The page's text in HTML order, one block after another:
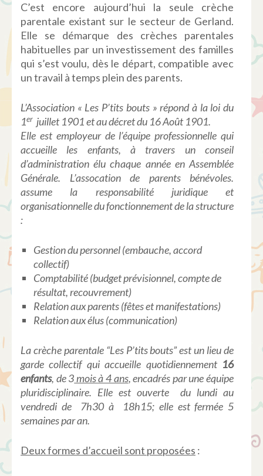
C’est encore aujourd’hui la seule crèche
parentale existant sur le secteur de Gerland.
Elle se démarque des crèches parentales
habituelles par un investissement des familles
qui s’est voulu, dès le départ, compatible avec
un travail à temps plein des parents.
L’Association « Les P’tits bouts »répondàla loi du
1er juillet1901 et audécretdu 16Août1901.
Elle est employeurde l’équipe professionnelle qui
accueille les enfants, à travers unconseil
d’administration élu chaque année enAssemblée
Générale. L’assocationde parents bénévoles.
assume la responsabilité juridiqueet
organisationnelledufonctionnementde la structure
:
Gestiondu personnel (embauche, accord
collectif)
Comptabilité(budgetprévisionnel,comptede
résultat,recouvrement)
Relation aux parents (fêtes et manifestations)
Relation auxélus(communication)
La crèche parentale “Les P’tits bouts” est un lieu de
garde collectif qui accueille quotidiennement 16
enfants, de 3mois à 4 ans, encadrés par une équipe
pluridisciplinaire. Elle est ouverte du lundi au
vendredi de 7h30 à 18h15; elle est fermée 5
semaines par an.
Deux formes d’accueil sont proposées :